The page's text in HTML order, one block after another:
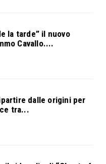
la tarde” il nuovo
Cavallo....
dalle origini per
tra...